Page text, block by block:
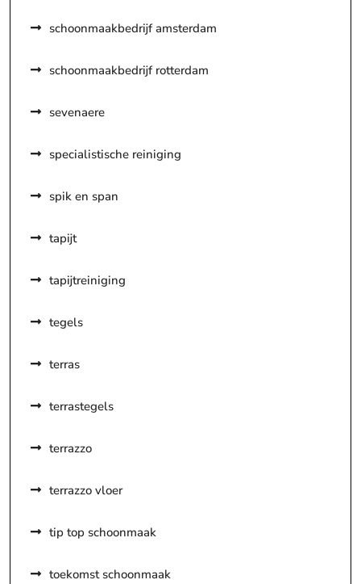
schoonmaakbedrijf amsterdam
schoonmaakbedrijf rotterdam
sevenaere
specialistische reiniging
spik en span
tapijt
tapijtreiniging
tegels
terras
terrastegels
terrazzo
terrazzo vloer
tip top schoonmaak
toekomst schoonmaak